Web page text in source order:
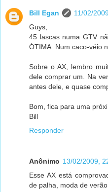
Bill Egan
11/02/
Guys,
45 lascas numa GTV
ÓTIMA. Num caco-véio
Sobre o AX, lembro
dele comprar um. Na
antes dele, e quase
Bom, fica para uma
Bill
Responder
Anônimo 13/02/2009,
Esse AX está
de palha, moda de